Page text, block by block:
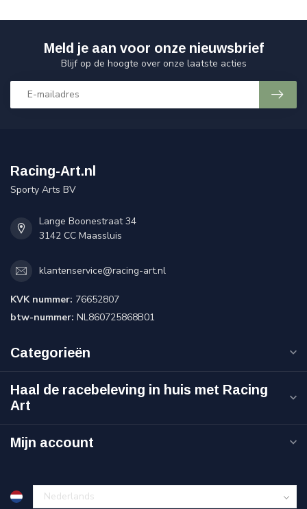
Meld je aan voor onze nieuwsbrief
Blijf op de hoogte over onze laatste acties
Racing-Art.nl
Sporty Arts BV
Lange Boonestraat 34
3142 CC Maassluis
klantenservice@racing-art.nl
KVK nummer: 76652807
btw-nummer: NL860725868B01
Categorieën
Haal de racebeleving in huis met Racing
Art
Mijn account